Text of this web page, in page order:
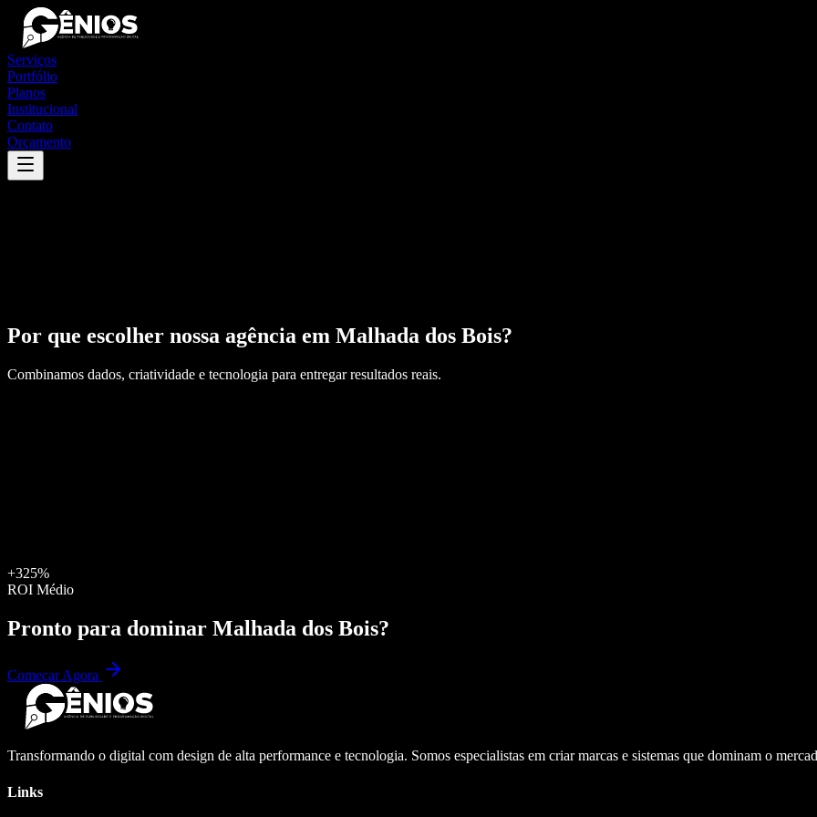
Serviços
Portfólio
Planos
Institucional
Contato
Orçamento
Por que escolher nossa agência em Malhada dos Bois?
Combinamos dados, criatividade e tecnologia para entregar resultados reais.
+325%
ROI Médio
Pronto para dominar Malhada dos Bois?
Começar Agora
Transformando o digital com design de alta performance e tecnologia. Somos especialistas em criar marcas e sistemas que dominam o
Links